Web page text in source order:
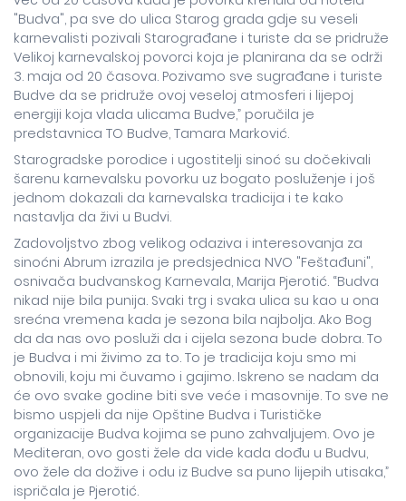
"Budva", pa sve do ulica Starog grada gdje su veseli
karnevalisti pozivali Starograđane i turiste da se pridruže
Velikoj karnevalskoj povorci koja je planirana da se održi
3. maja od 20 časova. Pozivamo sve sugrađane i turiste
Budve da se pridruže ovoj veseloj atmosferi i lijepoj
energiji koja vlada ulicama Budve,” poručila je
predstavnica TO Budve, Tamara Marković.
Starogradske porodice i ugostitelji sinoć su dočekivali
šarenu karnevalsku povorku uz bogato posluženje i još
jednom dokazali da karnevalska tradicija i te kako
nastavlja da živi u Budvi.
Zadovoljstvo zbog velikog odaziva i interesovanja za
sinoćni Abrum izrazila je predsjednica NVO "Feštađuni",
osnivača budvanskog Karnevala, Marija Pjerotić. “Budva
nikad nije bila punija. Svaki trg i svaka ulica su kao u ona
srećna vremena kada je sezona bila najbolja. Ako Bog
da da nas ovo posluži da i cijela sezona bude dobra. To
je Budva i mi živimo za to. To je tradicija koju smo mi
obnovili, koju mi čuvamo i gajimo. Iskreno se nadam da
će ovo svake godine biti sve veće i masovnije. To sve ne
bismo uspjeli da nije Opštine Budva i Turističke
organizacije Budva kojima se puno zahvaljujem. Ovo je
Mediteran, ovo gosti žele da vide kada dođu u Budvu,
ovo žele da dožive i odu iz Budve sa puno lijepih utisaka,”
ispričala je Pjerotić.